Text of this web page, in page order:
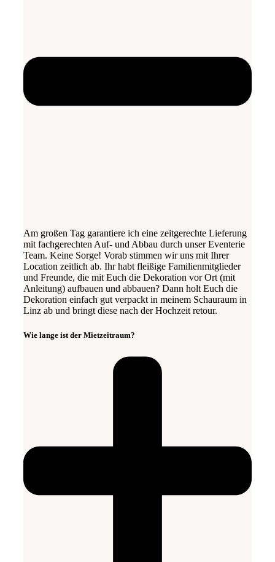
Am großen Tag garantiere ich eine zeitgerechte Lieferung
mit fachgerechten Auf- und Abbau durch unser Eventerie
Team. Keine Sorge! Vorab stimmen wir uns mit Ihrer
Location zeitlich ab. Ihr habt fleißige Familienmitglieder
und Freunde, die mit Euch die Dekoration vor Ort (mit
Anleitung) aufbauen und abbauen? Dann holt Euch die
Dekoration einfach gut verpackt in meinem Schauraum in
Linz ab und bringt diese nach der Hochzeit retour.
Wie lange ist der Mietzeitraum?